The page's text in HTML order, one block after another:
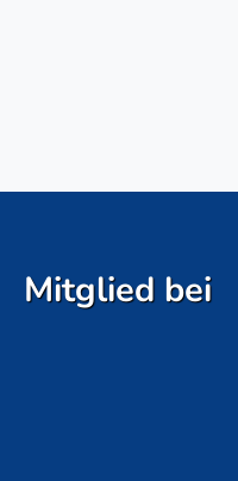
Mitglied bei